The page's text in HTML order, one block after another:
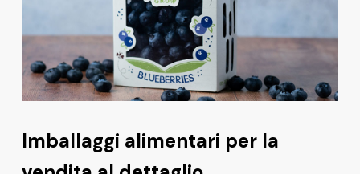
Imballaggi alimentari per la